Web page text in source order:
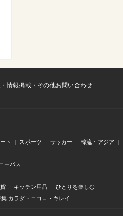
情報掲載・その他お問い合わせ
ト スポーツ サッカー 韓流・アジア
ーパス
キッチン用品 ひとりを楽しむ
集 カラダ・ココロ・キレイ